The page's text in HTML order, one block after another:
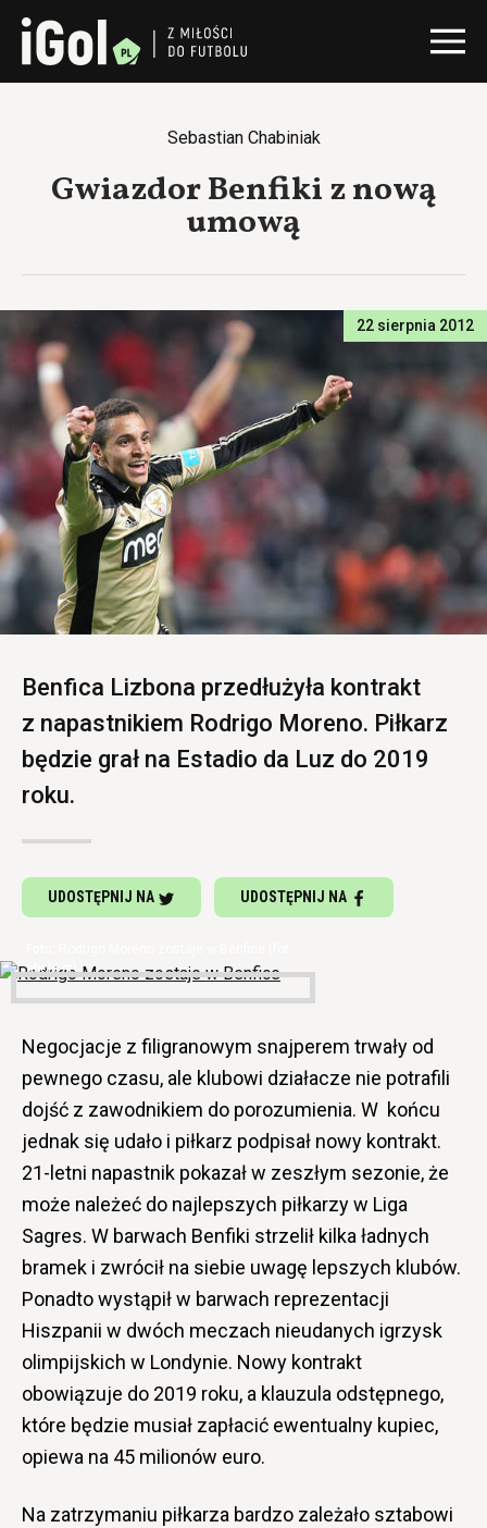
Sebastian Chabiniak
Gwiazdor Benfiki z nową
umową
22 sierpnia 2012
Benfica Lizbona przedłużyła kontrakt
z napastnikiem Rodrigo Moreno. Piłkarz
będzie grał na Estadio da Luz do 2019
roku.
UDOSTĘPNIJ NA UDOSTĘPNIJ NA
abola.pt)
Negocjacje z filigranowym snajperem trwały od
pewnego czasu, ale klubowi działacze nie potrafili
dojść z zawodnikiem do porozumienia. W końcu
jednak się udało i piłkarz podpisał nowy kontrakt.
21-letni napastnik pokazał w zeszłym sezonie, że
może należeć do najlepszych piłkarzy w Liga
Sagres. W barwach Benfiki strzelił kilka ładnych
bramek i zwrócił na siebie uwagę lepszych klubów.
Ponadto wystąpił w barwach reprezentacji
Hiszpanii w dwóch meczach nieudanych igrzysk
olimpijskich w Londynie. Nowy kontrakt
obowiązuje do 2019 roku, a klauzula odstępnego,
które będzie musiał zapłacić ewentualny kupiec,
opiewa na 45 milionów euro.
Na zatrzymaniu piłkarza bardzo zależało sztabowi